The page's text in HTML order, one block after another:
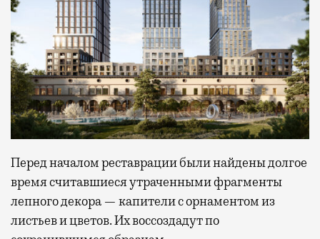
Перед началом реставрации были найдены долгое
время считавшиеся утраченными фрагменты
лепного декора — капители с орнаментом из
листьев и цветов. Их воссоздадут по